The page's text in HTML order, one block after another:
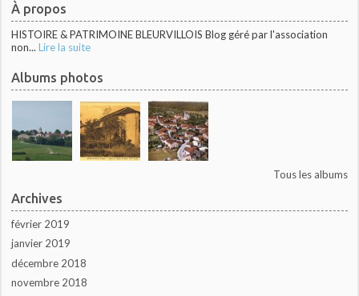
À propos
HISTOIRE & PATRIMOINE BLEURVILLOIS Blog géré par l'association
non... Lire la suite
Albums photos
Tous les albums
Archives
février 2019
janvier 2019
décembre 2018
novembre 2018